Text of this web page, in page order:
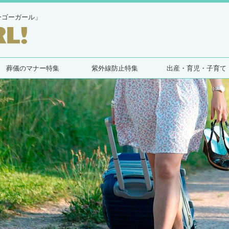
ーガール」
葬儀のマナー特集 紫外線防止特集 出産・育児・子育て